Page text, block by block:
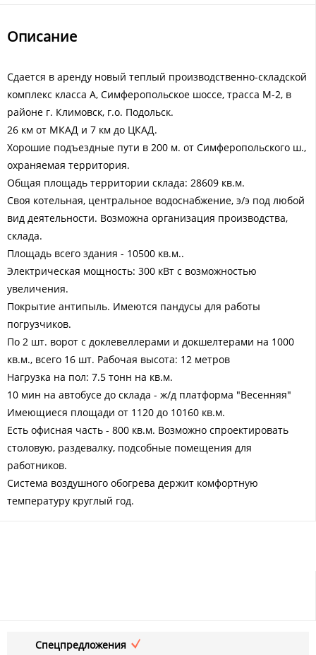
Описание
Сдается в аренду новый теплый производственно-складской
комплекс класса А, Симферопольское шоссе, трасса М-2, в
районе г. Климовск, г.о. Подольск.
26 км от МКАД и 7 км до ЦКАД.
Хорошие подъездные пути в 200 м. от Симферопольского ш.,
охраняемая территория.
Общая площадь территории склада: 28609 кв.м.
Своя котельная, центральное водоснабжение, э/э под любой
вид деятельности. Возможна организация производства,
склада.
Площадь всего здания - 10500 кв.м..
Электрическая мощность: 300 кВт с возможностью
увеличения.
Покрытие антипыль. Имеются пандусы для работы
погрузчиков.
По 2 шт. ворот с доклевеллерами и докшелтерами на 1000
кв.м., всего 16 шт. Рабочая высота: 12 метров
Нагрузка на пол: 7.5 тонн на кв.м.
10 мин на автобусе до склада - ж/д платформа "Весенняя"
Имеющиеся площади от 1120 до 10160 кв.м.
Есть офисная часть - 800 кв.м. Возможно спроектировать
столовую, раздевалку, подсобные помещения для
работников.
Система воздушного обогрева держит комфортную
температуру круглый год.
Спецпредложения